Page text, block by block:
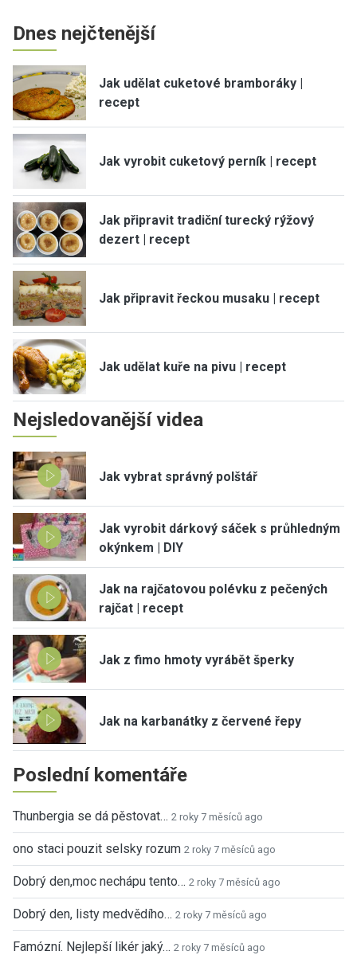
Dnes nejčtenější
Jak udělat cuketové bramboráky |
recept
Jak vyrobit cuketový perník | recept
Jak připravit tradiční turecký rýžový
dezert | recept
Jak připravit řeckou musaku | recept
Jak udělat kuře na pivu | recept
Nejsledovanější videa
Jak vybrat správný polštář
Jak vyrobit dárkový sáček s průhledným
okýnkem | DIY
Jak na rajčatovou polévku z pečených
rajčat | recept
Jak z fimo hmoty vyrábět šperky
Jak na karbanátky z červené řepy
Poslední komentáře
Thunbergia se dá pěstovat… 2 roky 7 měsíců ago
ono staci pouzit selsky rozum 2 roky 7 měsíců ago
Dobrý den,moc nechápu tento… 2 roky 7 měsíců ago
Dobrý den, listy medvědího… 2 roky 7 měsíců ago
Famózní. Nejlepší likér jaký… 2 roky 7 měsíců ago